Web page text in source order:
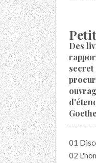
Des
secret
01
02